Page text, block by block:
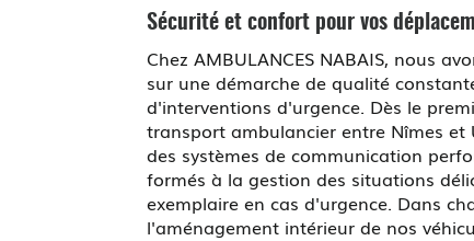
Sécurité et confort pour vos
Chez AMBULANCES NABAIS, nous
sur une démarche de qualité
d'interventions d'urgence. Dès le
transport ambulancier entre Nîmes et
des systèmes de communication
formés à la gestion des situations
exemplaire en cas d'urgence. Dans
l'aménagement intérieur de nos